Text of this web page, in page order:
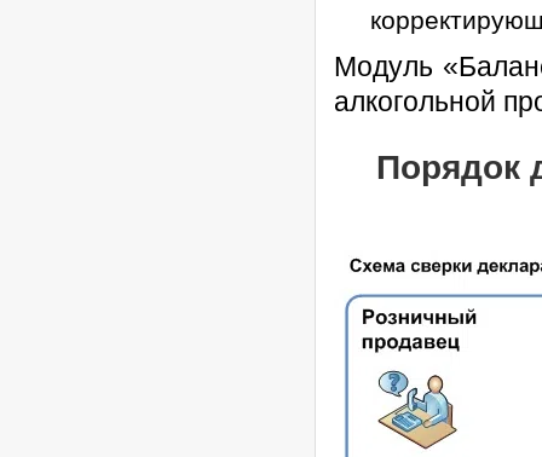
Модуль
алкогольной
Порядок